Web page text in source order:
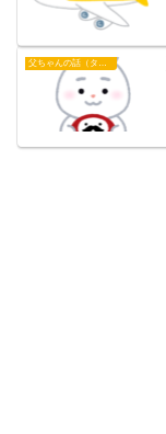
父ちゃんの話（タイガース）